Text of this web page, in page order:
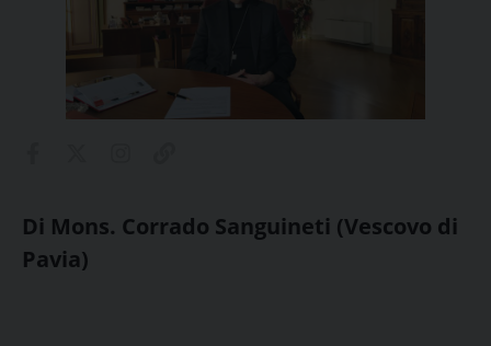
Di Mons. Corrado Sanguineti (Vescovo di
Pavia)